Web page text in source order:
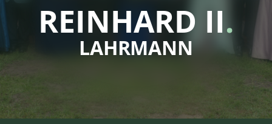
REINHARD II.
LAHRMANN